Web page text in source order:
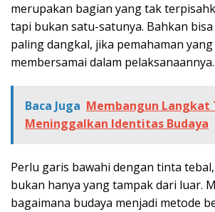
merupakan bagian yang tak
tapi bukan satu-satunya. Bahkan
paling dangkal, jika pemahaman
membersamai dalam pelaksanaannya.
Baca Juga Membangun Langkat
Meninggalkan Identitas Budaya
Perlu garis bawahi dengan tinta
bukan hanya yang tampak dari luar.
bagaimana budaya menjadi metode